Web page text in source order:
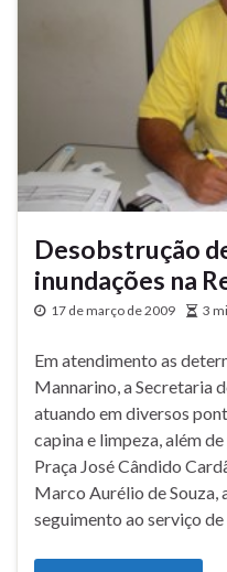
Desobstrução
inundações na
17 de março de 2009 3
Em atendimento as
Mannarino, a Secretaria
atuando em diversos
capina e limpeza, além
Praça José Cândido
Marco Aurélio de Souza,
seguimento ao serviço